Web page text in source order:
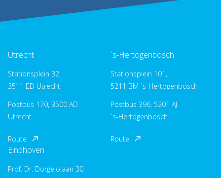
Utrecht
Stationsplein 32,
3511 ED Utrecht
Postbus 170, 3500 AD
Utrecht
Route
´s-Hertogenbosch
Stationsplein 101,
5211 BM ´s-Hertogenbosch
Postbus 396, 5201 AJ
´s-Hertogenbosch
Route
Eindhoven
Prof. Dr. Dorgelolaan 30,